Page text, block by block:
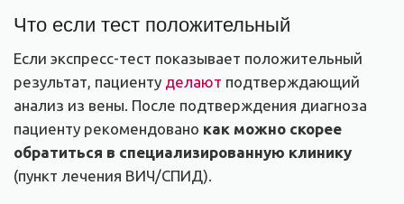
Что если тест положительный
Если экспресс-тест показывает положительный
результат, пациенту делают подтверждающий
анализ из вены. После подтверждения диагноза
пациенту рекомендовано как можно скорее
обратиться в специализированную клинику
(пункт лечения ВИЧ/СПИД).